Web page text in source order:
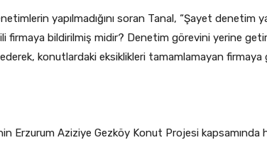
yapılmadığını soran Tanal, “Şayet denetim
firmaya bildirilmiş midir? Denetim görevini yerine
konutlardaki eksiklikleri tamamlamayan firmaya
Erzurum Aziziye Gezköy Konut Projesi kapsamında